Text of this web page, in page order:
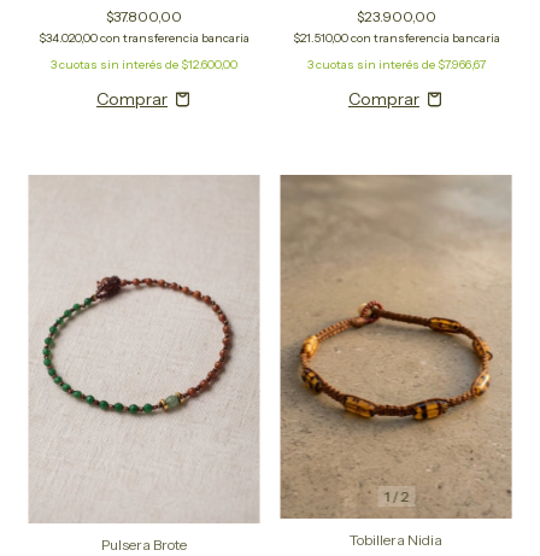
$37.800,00
$34.020,00con transferencia bancaria
3cuotas sin interés de $12.600,00
$23.900,00
$21.510,00con transferencia bancaria
3cuotas sin interés de $7.966,67
Pulsera Brote
1 /2
Tobillera Nidia